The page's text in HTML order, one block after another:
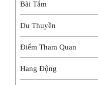
Bãi Tắm
Du Thuyền
Điểm Tham Quan
Hang Động